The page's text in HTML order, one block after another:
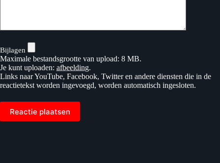
Bijlagen
Maximale bestandsgrootte van upload: 8 MB.
Je kunt uploaden: afbeelding.
Links naar YouTube, Facebook, Twitter en andere diensten die in de
reactietekst worden ingevoegd, worden automatisch ingesloten.
Reactie plaatsen